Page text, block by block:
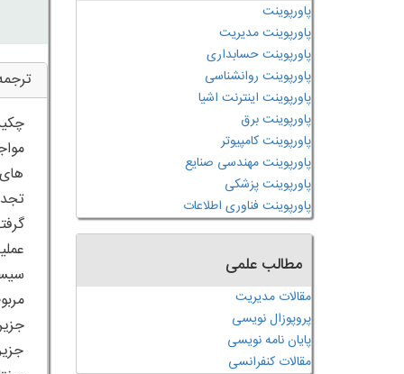
پاورپوینت
پاورپوینت مدیریت
پاورپوینت حسابداری
پاورپوینت روانشناسی
پاورپوینت اینترنت اشیا
پاورپوینت برق
پاورپوینت کامپیوتر
پاورپوینت مهندسی صنایع
پاورپوینت پزشکی
پاورپوینت فناوری اطلاعات
مطالب علمی
مقالات مدیریت
پروپوزال نویسی
پایان نامه نویسی
مقالات کنفرانسی